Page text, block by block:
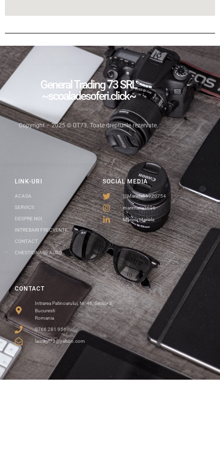
CONTACT
Intrarea Patinoarului, Nr. 46, Sector 3
Bucuresti
Romania
0766 281 956
lauragt73@yahoo.com
SOCIAL MEDIA
@Mariela61920754
marimaria3696
Mariela Mariela
LINK-URI
ACASA
SERVICII
DESPRE NOI
INTREBARI FRECVENTE
CONTACT
CHESTIONARE AUTO
General Trading 73 SRL
~scoaladesoferi.click~
Copyright – 2025 © GT73. Toate drepturile rezervate.